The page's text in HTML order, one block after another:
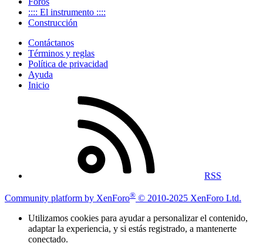
:::: El instrumento ::::
Construcción
Contáctanos
Términos y reglas
Política de privacidad
Ayuda
Inicio
RSS
Community platform by XenForo® © 2010-2025 XenForo Ltd.
Utilizamos cookies para ayudar a personalizar el contenido,
adaptar la experiencia, y si estás registrado, a mantenerte
conectado.